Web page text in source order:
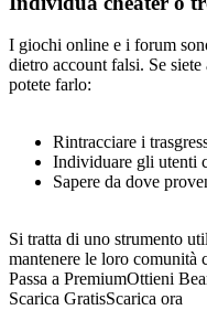
I giochi online e i forum
dietro account falsi. Se
potete farlo:
Rintracciare i
Individuare gli utenti
Sapere da dove
Si tratta di uno strumento
mantenere le loro comunità
Passa a PremiumOttieni
Scarica GratisScarica ora